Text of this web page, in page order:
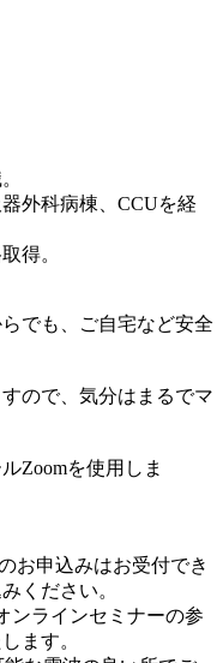
外科病棟、CCUを経
得。
でも、ご自宅など安全
ので、気分はまるでマ
Zoomを使用しま
お申込みはお受付でき
ください。
ンラインセミナーの参
ます。